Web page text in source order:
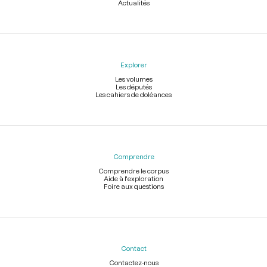
Actualités
Explorer
Les volumes
Les députés
Les cahiers de doléances
Comprendre
Comprendre le corpus
Aide à l'exploration
Foire aux questions
Contact
Contactez-nous